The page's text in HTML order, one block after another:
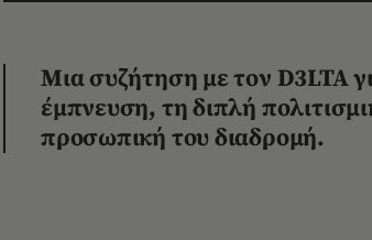
Μια συζήτηση με τον D3LTA
έμπνευση, τη διπλή
προσωπική του διαδρομή.